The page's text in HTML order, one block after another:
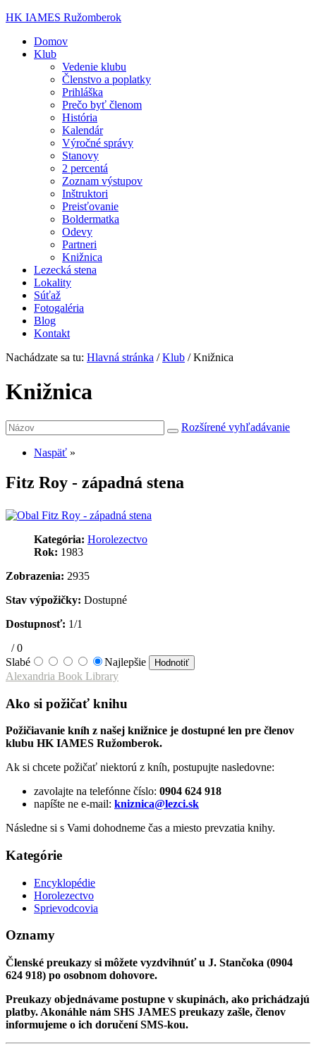
HK IAMES Ružomberok
Domov
Klub
Vedenie klubu
Členstvo a poplatky
Prihláška
Prečo byť členom
História
Kalendár
Výročné správy
Stanovy
2 percentá
Zoznam výstupov
Inštruktori
Preisťovanie
Boldermatka
Odevy
Partneri
Knižnica
Lezecká stena
Lokality
Súťaž
Fotogaléria
Blog
Kontakt
Nachádzate sa tu: Hlavná stránka /Klub /Knižnica
Knižnica
Rozšírené vyhľadávanie
Naspäť »
Fitz Roy - západná stena
Kategória: Horolezectvo
Rok: 1983
Zobrazenia: 2935
Stav výpožičky: Dostupné
Dostupnosť: 1/1
/0
Slabé
Najlepšie
Alexandria Book Library
Ako si požičať knihu
Požičiavanie kníh z našej knižnice je dostupné len pre členov
klubu HK IAMES Ružomberok.
Ak si chcete požičať niektorú z kníh, postupujte nasledovne:
zavolajte na telefónne číslo: 0904 624 918
napíšte ne e-mail: kniznica@lezci.sk
Následne si s Vami dohodneme čas a miesto prevzatia knihy.
Kategórie
Encyklopédie
Horolezectvo
Sprievodcovia
Oznamy
Členské preukazy si môžete vyzdvihnúť u J. Stančoka (0904
624 918) po osobnom dohovore.
Preukazy objednávame postupne v skupinách, ako prichádzajú
platby. Akonáhle nám SHS JAMES preukazy zašle, členov
informujeme o ich doručení SMS-kou.